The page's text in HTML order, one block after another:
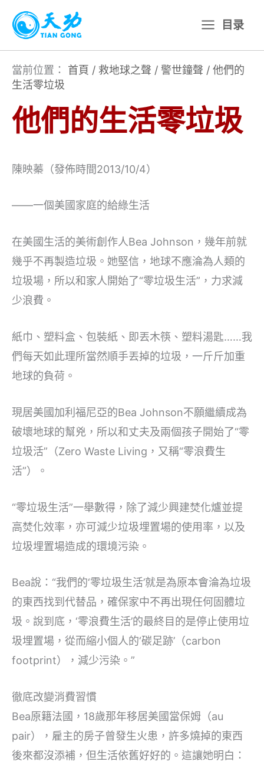
主
目录
當前位置： 首頁 / 救地球之聲 / 警世鐘聲 / 他們的
生活零垃圾
他們的生活零垃圾
陳映蓁（發佈時間2013/10/4）
——一個美國家庭的給綠生活
在美國生活的美術創作人Bea Johnson，幾年前就
幾乎不再製造垃圾。她堅信，地球不應淪為人類的
垃圾場，所以和家人開始了“零垃圾生活”，力求減
少浪費。
紙巾、塑料盒、包裝紙、即丟木筷、塑料湯匙……我
們每天如此理所當然順手丟掉的垃圾，一斤斤加重
地球的負荷。
現居美國加利福尼亞的Bea Johnson不願繼續成為
破壞地球的幫兇，所以和丈夫及兩個孩子開始了“零
垃圾活”（Zero Waste Living，又稱“零浪費生
活”）。
“零垃圾生活”一舉數得，除了減少興建焚化爐並提
高焚化效率，亦可減少垃圾埋置場的使用率，以及
垃圾埋置場造成的環境污染。
Bea說：“我們的‘零垃圾生活’就是為原本會淪為垃圾
的東西找到代替品，確保家中不再出現任何固體垃
圾。說到底，‘零浪費生活’的最終目的是停止使用垃
圾埋置場，從而縮小個人的‘碳足跡’（carbon
footprint），減少污染。”
徹底改變消費習慣
Bea原籍法國，18歲那年移居美國當保姆（au
pair），雇主的房子曾發生火患，許多燒掉的東西
後來都沒添補，但生活依舊好好的。這讓她明白：